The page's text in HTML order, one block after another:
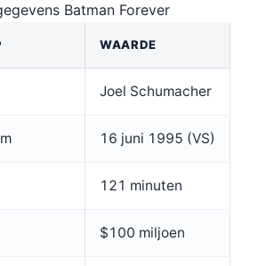
Batman Forever
WAARDE
Joel Schumacher
16 juni 1995 (VS)
121 minuten
$100 miljoen